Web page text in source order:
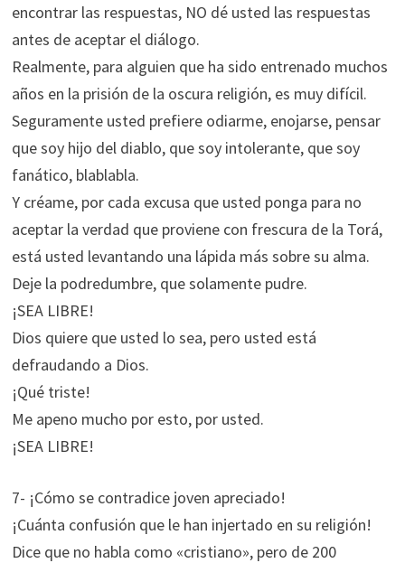
encontrar las respuestas, NO dé usted las respuestas
antes de aceptar el diálogo.
Realmente, para alguien que ha sido entrenado muchos
años en la prisión de la oscura religión, es muy difícil.
Seguramente usted prefiere odiarme, enojarse, pensar
que soy hijo del diablo, que soy intolerante, que soy
fanático, blablabla.
Y créame, por cada excusa que usted ponga para no
aceptar la verdad que proviene con frescura de la Torá,
está usted levantando una lápida más sobre su alma.
Deje la podredumbre, que solamente pudre.
¡SEA LIBRE!
Dios quiere que usted lo sea, pero usted está
defraudando a Dios.
¡Qué triste!
Me apeno mucho por esto, por usted.
¡SEA LIBRE!
7- ¡Cómo se contradice joven apreciado!
¡Cuánta confusión que le han injertado en su religión!
Dice que no habla como «cristiano», pero de 200